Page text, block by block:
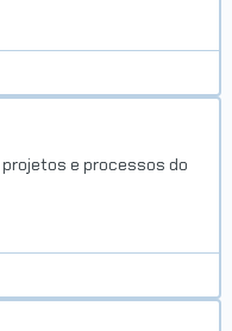
projetos e processos do